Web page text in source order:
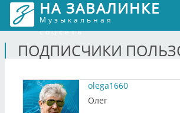
НА ЗАВАЛИНКЕ
Музыкальная
соцсеть
ПОДПИСЧИКИ
olega1660
Олег